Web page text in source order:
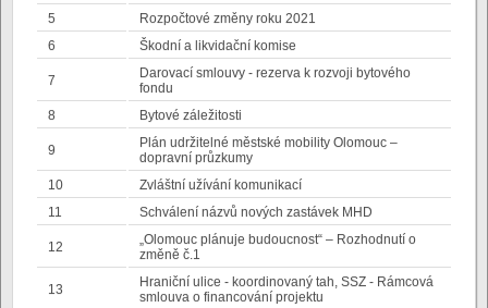
5
Rozpočtové změny roku 2021
6
Škodní a likvidační komise
7
Darovací smlouvy - rezerva k rozvoji bytového
fondu
8
Bytové záležitosti
9
Plán udržitelné městské mobility Olomouc –
dopravní průzkumy
10
Zvláštní užívání komunikací
11
Schválení názvů nových zastávek MHD
12
„Olomouc plánuje budoucnost“ – Rozhodnutí o
změně č.1
13
Hraniční ulice - koordinovaný tah, SSZ - Rámcová
smlouva o financování projektu